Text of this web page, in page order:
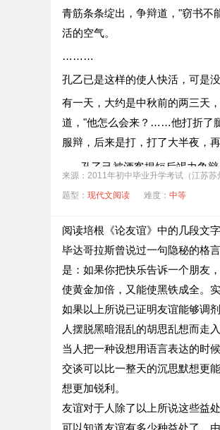
青筋条条绽出，争辩道，"窃书
活的空气。
………
孔乙已是这样的使人快活，可是
有一天，大约是中秋前的两三天
道，"他怎么会来？……他打折了
服辩，后来是打，打了大半夜，
1． 孔乙己被酒客揭短后竭力争
2． "掌柜也不再问，仍然慢慢的
3．
来源：2011年初中毕业升学考试（江苏苏
题型： 现代文阅读 难度： 中等
阅读培根《论友谊》中的几段文字
毕达哥拉斯曾说过一句隐秘的格
是：如果你把快乐告诉一个朋友
使黄金加倍，又能使黑铁成全。
如果以上所说已证明友谊能够调
人摆脱黑暗混乱的胡思乱想而走
当人把一种设想用语言表达的时
交谈可以比一整天的沉思默想更
想更加锐利。
友谊对于人除了以上所说这些益
可以知道友谊有多少种益处了。